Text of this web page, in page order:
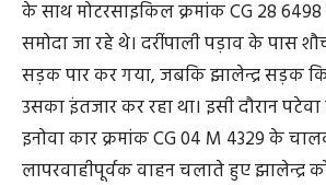
के साथ मोटरसाइकिल क्रमांक CG 28
समोदा जा रहे थे। दर्रीपाली पड़ाव के पास
सड़क पार कर गया, जबकि झालेन्द्र सड़क
उसका इंतजार कर रहा था। इसी दौरान
इनोवा कार क्रमांक CG 04 M 4329 के
लापरवाहीपूर्वक वाहन चलाते हुए झालेन्द्र